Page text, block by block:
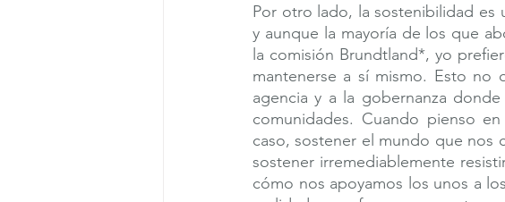
Por otro lado, la sostenibilidad es
y aunque la mayoría de los que
la comisión Brundtland*, yo
mantenerse a sí mismo. Esto
agencia y a la gobernanza
comunidades. Cuando pienso
caso, sostener el mundo que nos
sostener irremediablemente
cómo nos apoyamos los unos a